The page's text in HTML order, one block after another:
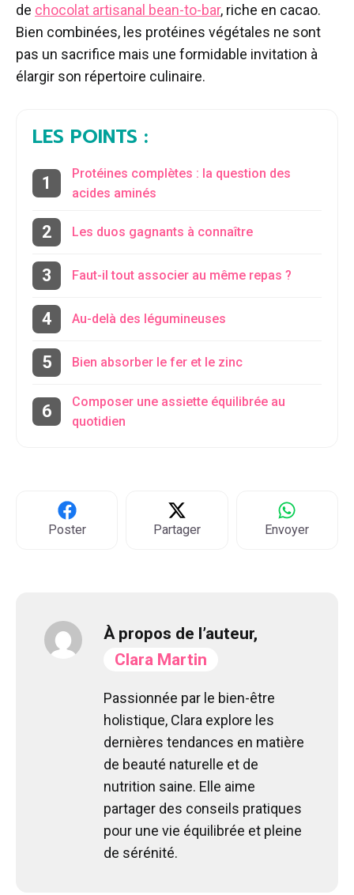
de chocolat artisanal bean-to-bar, riche en cacao.
Bien combinées, les protéines végétales ne sont
pas un sacrifice mais une formidable invitation à
élargir son répertoire culinaire.
LES POINTS :
Protéines complètes : la question des
acides aminés
Les duos gagnants à connaître
Faut-il tout associer au même repas ?
Au-delà des légumineuses
Bien absorber le fer et le zinc
Composer une assiette équilibrée au
quotidien
Poster Partager Envoyer
À propos de l’auteur,
Clara Martin
Passionnée par le bien-être
holistique, Clara explore les
dernières tendances en matière
de beauté naturelle et de
nutrition saine. Elle aime
partager des conseils pratiques
pour une vie équilibrée et pleine
de sérénité.